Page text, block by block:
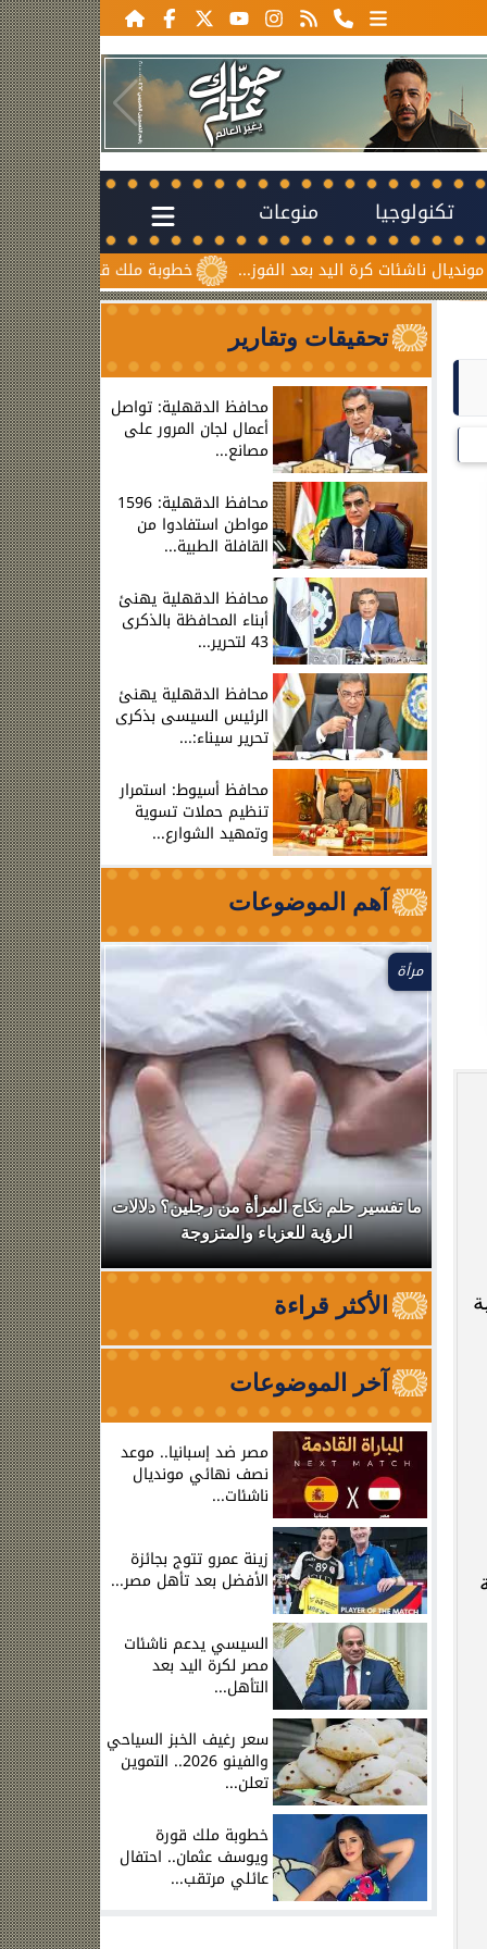
تكنولوجيا منوعات
خطوبة ملك قورة ويوسف عثمان.. احتفال اليد بعد الفوز...
تحقيقات وتقارير
محافظ الدقهلية: تواصل
أعمال لجان المرور على
مصانع...
محافظ الدقهلية: 1596
مواطن استفادوا من
القافلة الطبية...
محافظ الدقهلية يهنئ
أبناء المحافظة بالذكرى
43 لتحرير...
محافظ الدقهلية يهنئ
الرئيس السيسى بذكرى
تحرير سيناء:...
محافظ أسيوط: استمرار
تنظيم حملات تسوية
وتمهيد الشوارع...
آهم الموضوعات
مرأة
ما تفسير حلم نكاح المرأة من رجلين؟ دلالات
الرؤية للعزباء والمتزوجة
نقابة
من
الأكثر قراءة
آخر الموضوعات
مصر ضد إسبانيا.. موعد
نصف نهائي مونديال
ناشئات...
زينة عمرو تتوج بجائزة
الأفضل بعد تأهل مصر...
السيسي يدعم ناشئات
مصر لكرة اليد بعد
التأهل...
سعر رغيف الخبز السياحي
والفينو 2026.. التموين
تعلن...
خطوبة ملك قورة
ويوسف عثمان.. احتفال
عائلي مرتقب...